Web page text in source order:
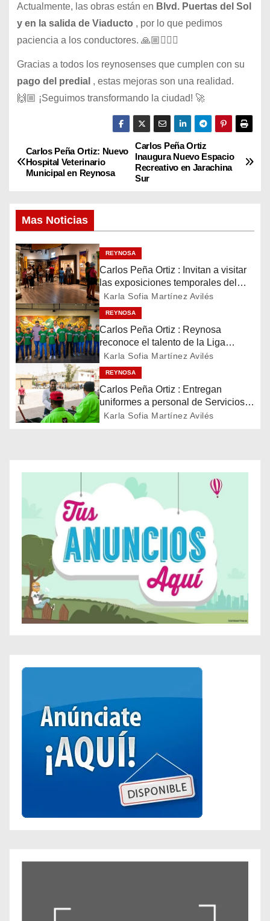
Actualmente, las obras están en Blvd. Puertas del Sol
y en la salida de Viaducto , por lo que pedimos
paciencia a los conductores. 🙏🏼👷🏻‍♂️
Gracias a todos los reynosenses que cumplen con su
pago del predial , estas mejoras son una realidad.
🙌🏼 ¡Seguimos transformando la ciudad! 🚀
N
a
e
g
a
c
i
ó
n
d
r
d
a
Carlos Peña Ortiz
Inaugura Nuevo Espacio
Recreativo en Jarachina
Sur
Carlos Peña Ortiz: Nuevo
Hospital Veterinario
Municipal en Reynosa
Mas Noticias
REYNOSA
Carlos Peña Ortiz : Invitan a visitar
las exposiciones temporales del
Museo del Ferrocarril Reynosa
Karla Sofia Martínez Avilés
REYNOSA
Carlos Peña Ortiz : Reynosa
reconoce el talento de la Liga
Treviño Kelly, subcampeona
latinoamericana
Karla Sofia Martínez Avilés
REYNOSA
Carlos Peña Ortiz : Entregan
uniformes a personal de Servicios
Públicos de Reynosa
Karla Sofia Martínez Avilés